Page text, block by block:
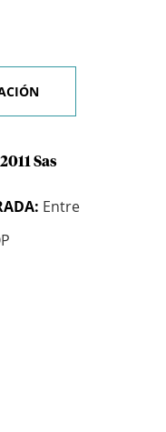
Sas
Entre